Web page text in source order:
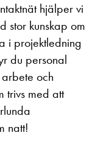
hjälper vi
stor kunskap om
i projektledning
du personal
och
trivs med att
natt!